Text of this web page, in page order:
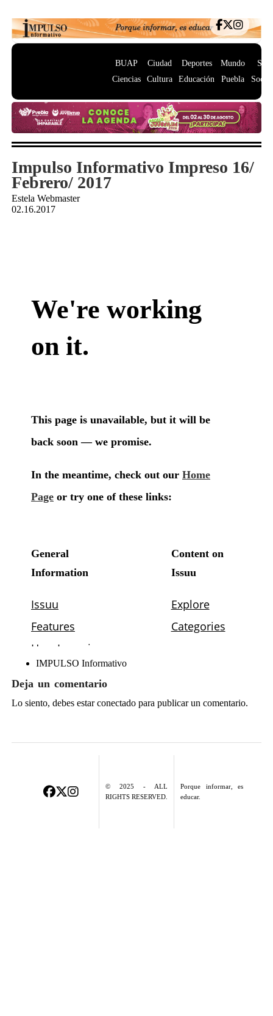
BUAP
Ciencias
Ciudad
Cultura
Deportes
Educación
Mundo
Puebla
Impulso Informativo Impreso 16/
Febrero/ 2017
Estela Webmaster
02.16.2017
IMPULSO Informativo
Deja un comentario
Lo siento, debes estarconectadopara publicar un comentario.
© 2025 - ALL
RIGHTS RESERVED.
Porque informar, es
educar.